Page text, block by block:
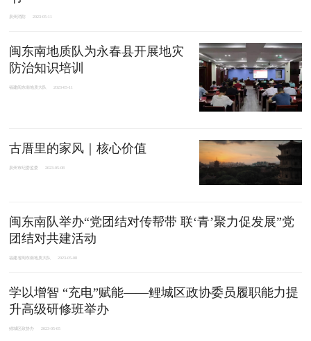
泉州消防 2023-05-11
闽东南地质队为永春县开展地灾
防治知识培训
福建闽东南地质大队 2023-05-11
古厝里的家风｜核心价​值
泉州市纪委监委 2023-05-08
闽东南队举办“党团结对传帮带 联‘青’聚力促发展”党
团结对共建活动
福建省闽东南地质大队 2023-05-08
学以增智 “充电”赋能——鲤城区政协委员履职能力提
升高级研修班举办
鲤城区政协办 2023-05-05